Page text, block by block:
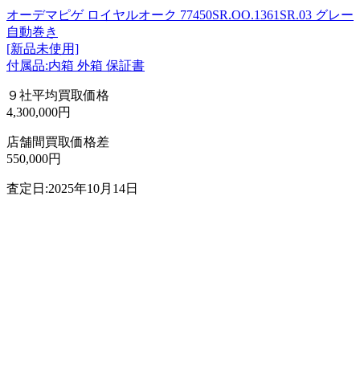
オーデマピゲ ロイヤルオーク 77450SR.OO.1361SR.03 グレー
自動巻き
[新品未使用]
付属品:内箱 外箱 保証書
９社平均買取価格
4,300,000円
店舗間買取価格差
550,000円
査定日:2025年10月14日